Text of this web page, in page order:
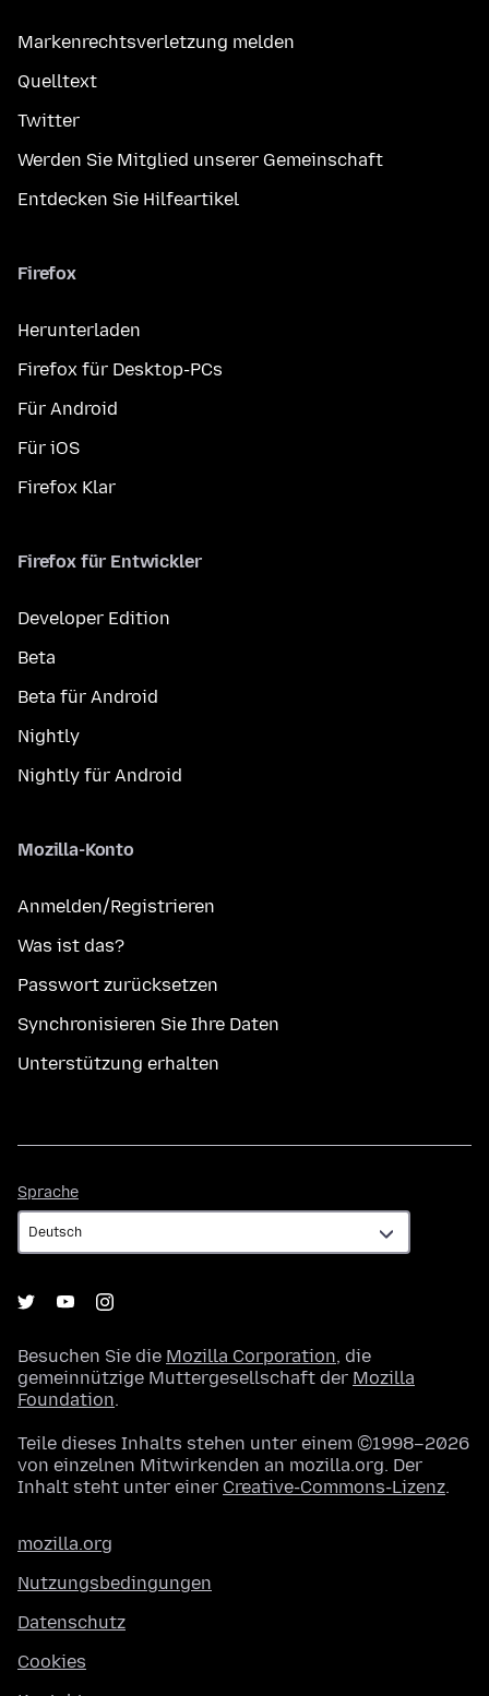
Markenrechtsverletzung melden
Quelltext
Twitter
Werden Sie Mitglied unserer Gemeinschaft
Entdecken Sie Hilfeartikel
Firefox
Herunterladen
Firefox für Desktop-PCs
Für Android
Für iOS
Firefox Klar
Firefox für Entwickler
Developer Edition
Beta
Beta für Android
Nightly
Nightly für Android
Mozilla-Konto
Anmelden/Registrieren
Was ist das?
Passwort zurücksetzen
Synchronisieren Sie Ihre Daten
Unterstützung erhalten
Sprache
Besuchen Sie die Mozilla Corporation, die
gemeinnützige Muttergesellschaft der Mozilla
Foundation.
Teile dieses Inhalts stehen unter einem ©1998–2026
von einzelnen Mitwirkenden an mozilla.org. Der
Inhalt steht unter einer Creative-Commons-Lizenz.
mozilla.org
Nutzungsbedingungen
Datenschutz
Cookies